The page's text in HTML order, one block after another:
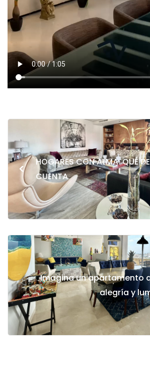
<
HOGARES CON ALMA: QUÉ
CUENTA
Imagina un apartamento
alegría y